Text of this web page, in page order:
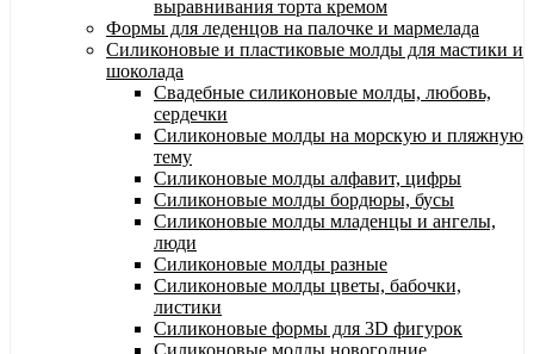
выравнивания торта кремом
Формы для леденцов на палочке и мармелада
Силиконовые и пластиковые молды для мастики и
шоколада
Свадебные силиконовые молды, любовь,
сердечки
Силиконовые молды на морскую и пляжную
тему
Силиконовые молды алфавит, цифры
Силиконовые молды бордюры, бусы
Силиконовые молды младенцы и ангелы,
люди
Силиконовые молды разные
Силиконовые молды цветы, бабочки,
листики
Силиконовые формы для 3D фигурок
Силиконовые молды новогодние